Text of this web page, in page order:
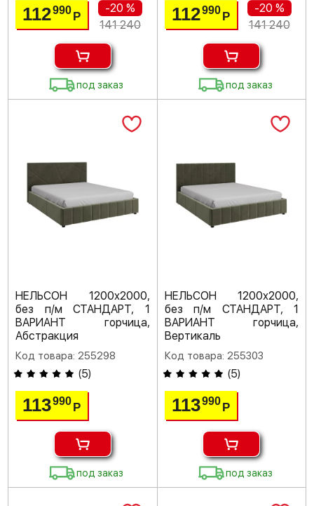
112990Р
-20 %
141 240
под заказ
112990 Р
-20 %
141 240
под заказ
НЕЛЬСОН 1200х2000,
без п/м СТАНДАРТ, 1
ВАРИАНТ горчица,
Абстракция
Код товара: 255298
(5)
113990Р
под заказ
НЕЛЬСОН 1200х2000,
без п/м СТАНДАРТ, 1
ВАРИАНТ горчица,
Вертикаль
Код товара: 255303
(5)
113990 Р
под заказ